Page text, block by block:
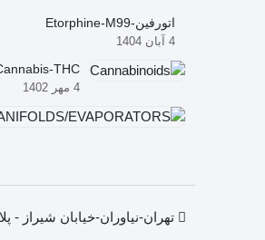
اتورفین-Etorphine-M99
4 آبان 1404
THC
4 مهر 1402
تهران-نیاوران-خیابان شیراز -